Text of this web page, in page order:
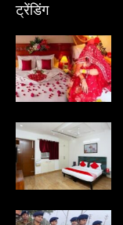
ट्रेंडिंग